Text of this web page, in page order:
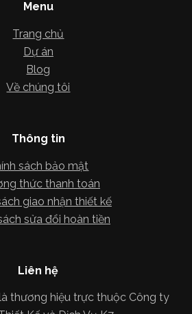
Menu
Trang chủ
Dự án
Blog
Về chúng tôi
Thông tin
sách bảo mật
thức thanh toán
giao nhận thiết kế
sửa đổi hoàn tiền
Liên hệ
là thương hiệu trực thuộc Công ty